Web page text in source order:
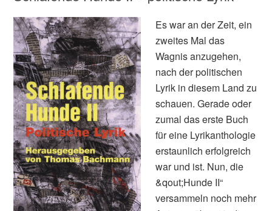
Es war an der Zeit, ein
zweites Mal das
Wagnis anzugehen,
nach der politischen
Lyrik in diesem Land zu
schauen. Gerade oder
zumal das erste Buch
für eine Lyrikanthologie
erstaunlich erfolgreich
war und ist. Nun, die
&qout;Hunde II“
versammeln noch mehr